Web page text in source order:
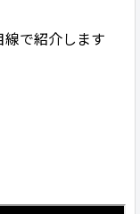
で紹介します